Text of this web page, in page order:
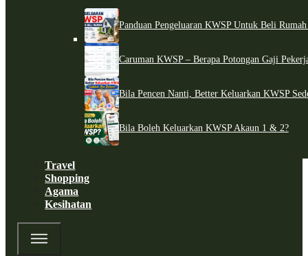
Panduan Pengeluaran KWSP Untuk Beli
Caruman KWSP – Berapa Potongan Gaji
Bila Pencen Nanti, Better Keluarkan KWSP
Bila Boleh Keluarkan KWSP Akaun 1 & 2?
Travel
Shopping
Agama
Kesihatan